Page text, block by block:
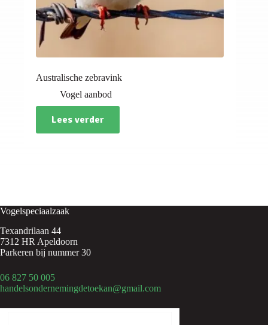
Australische zebravink
Vogel aanbod
Lees verder
Vogelspeciaalzaak
Texandrilaan 44
7312 HR Apeldoorn
Parkeren bij nummer 30
06 827 50 005
handelsondernemingdetoekan@gmail.com